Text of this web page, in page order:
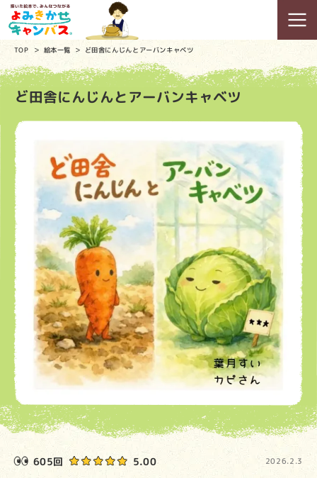
TOP 絵本一覧 ど田舎にんじんとアーバンキャベツ
ど田舎にんじんとアーバンキャベツ
605回 5.00 2026.2.3